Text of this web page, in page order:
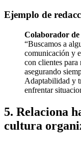
Ejemplo de
Colaborador
“Buscamos a
comunicación y
con clientes para
asegurando
Adaptabilidad y
enfrentar
5. Relaciona
cultura